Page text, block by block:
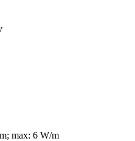
max: 6 W/m